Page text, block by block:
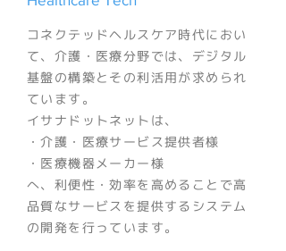
コネクテッドヘルスケア時代におい
て、介護・医療分野では、デジタル
基盤の構築とその利活用が求められ
ています。
イサナドットネットは、
・介護・医療サービス提供者様
・医療機器メーカー様
へ、利便性・効率を高めることで高
品質なサービスを提供するシステム
の開発を行っています。